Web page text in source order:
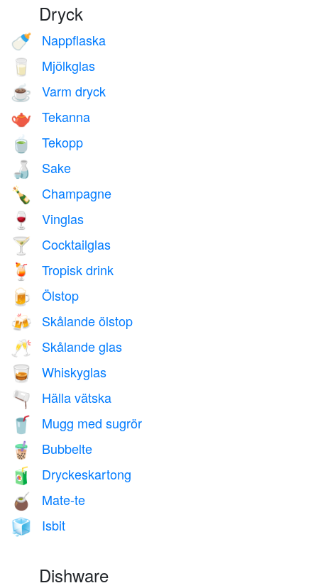
Dryck
🍼 Nappflaska
🥛 Mjölkglas
☕ Varm dryck
🫖 Tekanna
🍵 Tekopp
🍶 Sake
🍾 Champagne
🍷 Vinglas
🍸 Cocktailglas
🍹 Tropisk drink
🍺 Ölstop
🍻 Skålande ölstop
🥂 Skålande glas
🥃 Whiskyglas
🫗 Hälla vätska
🥤 Mugg med sugrör
🧋 Bubbelte
🧃 Dryckeskartong
🧉 Mate-te
🧊 Isbit
Dishware